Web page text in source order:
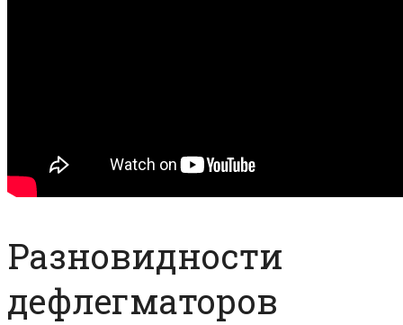
Разновидности
дефлегматоров